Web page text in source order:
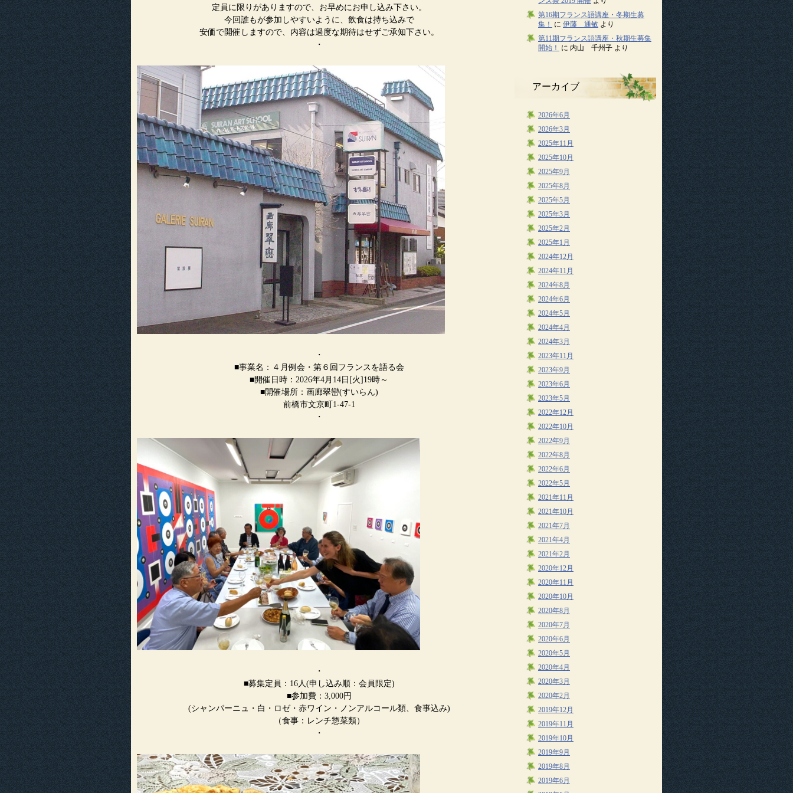
定員に限りがありますので、お早めにお申し込み下さい。
今回誰もが参加しやすいように、飲食は持ち込みで
安価で開催しますので、内容は過度な期待はせずご承知下さい。
・
・
■事業名：４月例会・第６回フランスを語る会
■開催日時：2026年4月14日[火]19時～
■開催場所：画廊翠巒(すいらん)
前橋市文京町1-47-1
・
・
■募集定員：16人(申し込み順：会員限定)
■参加費：3,000円
(シャンパーニュ・白・ロゼ・赤ワイン・ノンアルコール類、食事込み)
（食事：レンチ惣菜類）
・
第16期フランス語講座・冬期生募
集！
に 伊藤 通敏 より
第11期フランス語講座・秋期生募集
開始！
に 内山 千州子 より
アーカイブ
2026年6月
2026年3月
2025年11月
2025年10月
2025年9月
2025年8月
2025年5月
2025年3月
2025年2月
2025年1月
2024年12月
2024年11月
2024年8月
2024年6月
2024年5月
2024年4月
2024年3月
2023年11月
2023年9月
2023年6月
2023年5月
2022年12月
2022年10月
2022年9月
2022年8月
2022年6月
2022年5月
2021年11月
2021年10月
2021年7月
2021年4月
2021年2月
2020年12月
2020年11月
2020年10月
2020年8月
2020年7月
2020年6月
2020年5月
2020年4月
2020年3月
2020年2月
2019年12月
2019年11月
2019年10月
2019年9月
2019年8月
2019年6月